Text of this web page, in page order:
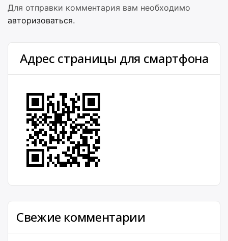
Для отправки комментария вам необходимо
авторизоваться.
Адрес страницы для смартфона
Свежие комментарии